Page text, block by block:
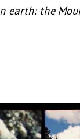
earth: the